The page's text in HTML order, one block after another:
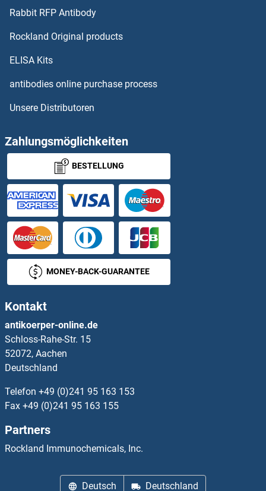
TUBA1A Antikörper
TUBA1B Antikörper
TUBA3C Antikörper
TUBA3E Antikörper
TUBA4A Antikörper
TUBA8 Antikörper
TUBAL3 Antikörper
TUBB1 Antikörper
TUBB2A Antikörper
TUBB2B Antikörper
TUBB2C Antikörper
TUBB3 Antikörper
TUBB5 Antikörper
Tubby Protein Homolog 1 Antikörper
Rabbit RFP Antibody
Rockland Original products
ELISA Kits
antibodies online purchase process
Unsere Distributoren
Zahlungsmöglichkeiten
BESTELLUNG
MONEY-BACK-GUARANTEE
Kontakt
antikoerper-online.de
Schloss-Rahe-Str. 15
52072, Aachen
Deutschland
Telefon +49 (0)241 95 163 153
Fax +49 (0)241 95 163 155
Partners
Rockland Immunochemicals, Inc.
Deutsch Deutschland